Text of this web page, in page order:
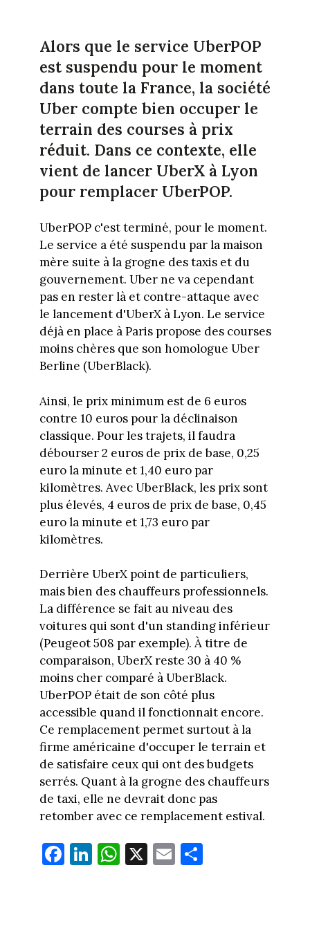
Alors que le service UberPOP
est suspendu pour le moment
dans toute la France, la société
Uber compte bien occuper le
terrain des courses à prix
réduit. Dans ce contexte, elle
vient de lancer UberX à Lyon
pour remplacer UberPOP.
UberPOP c'est terminé, pour le moment.
Le service a été suspendu par la maison
mère suite à la grogne des taxis et du
gouvernement. Uber ne va cependant
pas en rester là et contre-attaque avec
le lancement d'UberX à Lyon. Le service
déjà en place à Paris propose des courses
moins chères que son homologue Uber
Berline (UberBlack).
Ainsi, le prix minimum est de 6 euros
contre 10 euros pour la déclinaison
classique. Pour les trajets, il faudra
débourser 2 euros de prix de base, 0,25
euro la minute et 1,40 euro par
kilomètres. Avec UberBlack, les prix sont
plus élevés, 4 euros de prix de base, 0,45
euro la minute et 1,73 euro par
kilomètres.
Derrière UberX point de particuliers,
mais bien des chauffeurs professionnels.
La différence se fait au niveau des
voitures qui sont d'un standing inférieur
(Peugeot 508 par exemple). À titre de
comparaison, UberX reste 30 à 40 %
moins cher comparé à UberBlack.
UberPOP était de son côté plus
accessible quand il fonctionnait encore.
Ce remplacement permet surtout à la
firme américaine d'occuper le terrain et
de satisfaire ceux qui ont des budgets
serrés. Quant à la grogne des chauffeurs
de taxi, elle ne devrait donc pas
retomber avec ce remplacement estival.
Fa
ce
Li
nk
W
ha
X E
m
Pa